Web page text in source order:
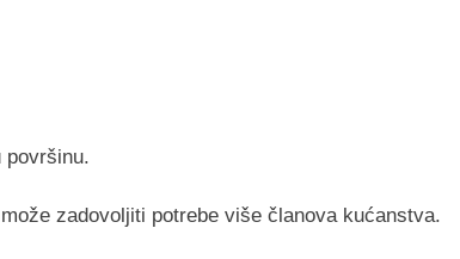
površinu.
zadovoljiti potrebe više članova kućanstva.